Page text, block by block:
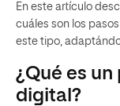
En este artículo
cuáles son los
este tipo,
¿Qué es
digital?